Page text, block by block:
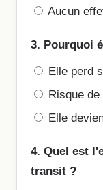
Aucun
3. Pourquoi
Elle perd
Risque
Elle
4. Quel est
transit ?